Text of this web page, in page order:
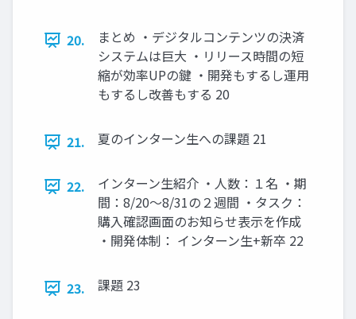
20.
まとめ ・デジタルコンテンツの決済
システムは巨大 ・リリース時間の短
縮が効率UPの鍵 ・開発もするし運用
もするし改善もする 20
21. 夏のインターン生への課題 21
22.
インターン生紹介 ・人数：１名 ・期
間：8/20〜8/31の２週間 ・タスク：
購入確認画面のお知らせ表示を作成
・開発体制： インターン生+新卒 22
23. 課題 23